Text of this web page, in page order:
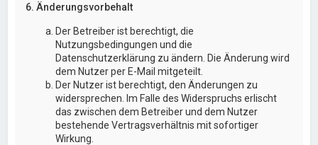
6. Änderungsvorbehalt
Der Betreiber ist berechtigt, die
Nutzungsbedingungen und die
Datenschutzerklärung zu ändern. Die Änderung wird
dem Nutzer per E-Mail mitgeteilt.
Der Nutzer ist berechtigt, den Änderungen zu
widersprechen. Im Falle des Widerspruchs erlischt
das zwischen dem Betreiber und dem Nutzer
bestehende Vertragsverhältnis mit sofortiger
Wirkung.